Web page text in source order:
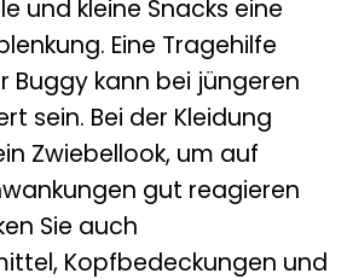
und kleine Snacks eine
Eine Tragehilfe
Buggy kann bei jüngeren
sein. Bei der Kleidung
Zwiebellook, um auf
gut reagieren
Sie auch
Kopfbedeckungen und